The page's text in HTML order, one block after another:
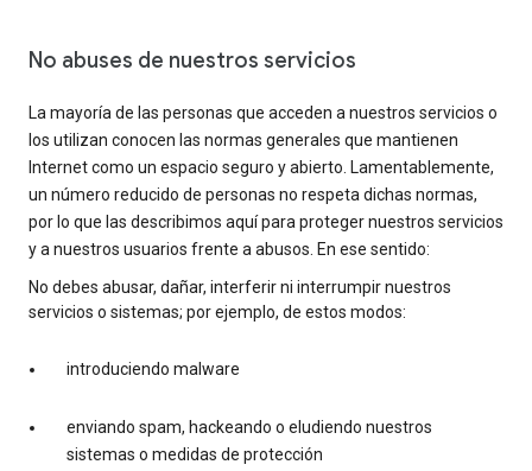
No abuses de nuestros servicios
La mayoría de las personas que acceden a nuestros servicios o
los utilizan conocen las normas generales que mantienen
Internet como un espacio seguro y abierto. Lamentablemente,
un número reducido de personas no respeta dichas normas,
por lo que las describimos aquí para proteger nuestros servicios
y a nuestros usuarios frente a abusos. En ese sentido:
No debes abusar, dañar, interferir ni interrumpir nuestros
servicios o sistemas; por ejemplo, de estos modos:
introduciendo malware
enviando spam, hackeando o eludiendo nuestros
sistemas o medidas de protección